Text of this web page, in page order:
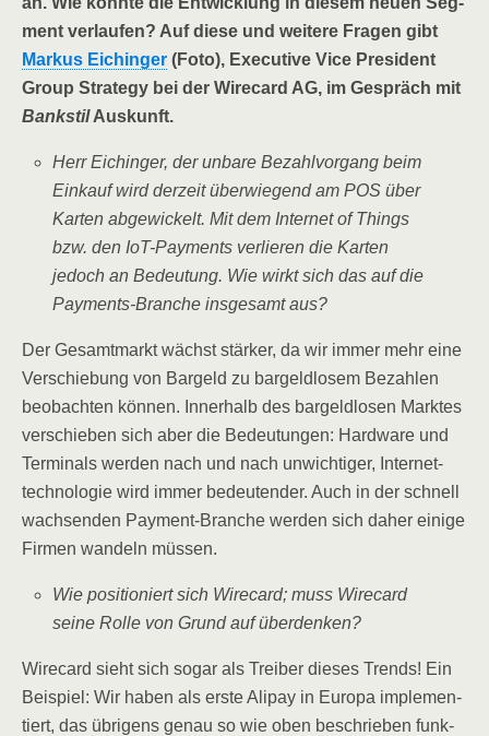
ment ver­lau­fen? Auf die­se und wei­te­re Fra­gen gibt
Mar­kus Eichin­ger (Foto), Exe­cu­ti­ve Vice Pre­si­dent
Group Stra­tegy bei der Wire­card AG, im Gespräch mit
Bank­stilAuskunft.
Herr Eichin­ger, der unba­re Bezahl­vor­gang beim
Ein­kauf wird der­zeit über­wie­gend am POS über
Kar­ten abge­wi­ckelt. Mit dem Inter­net of Things
bzw. den IoT-Pay­ments ver­lie­ren die Kar­ten
jedoch an Bedeu­tung. Wie wirkt sich das auf die
Pay­ments-Bran­che ins­ge­samt aus?
Der Gesamt­markt wächst stär­ker, da wir immer mehr eine
Ver­schie­bung von Bar­geld zu bar­geld­lo­sem Bezah­len
beob­ach­ten kön­nen. Inner­halb des bar­geld­lo­sen Mark­tes
ver­schie­ben sich aber die Bedeu­tun­gen: Hard­ware und
Ter­mi­nals wer­den nach und nach unwich­ti­ger, Inter­net­
tech­no­lo­gie wird immer bedeu­ten­der. Auch in der schnell
wach­sen­den Pay­ment-Bran­che wer­den sich daher eini­ge
Fir­men wan­deln müssen.
Wie posi­tio­niert sich Wire­card; muss Wire­card
sei­ne Rol­le von Grund auf überdenken?
Wire­card sieht sich sogar als Trei­ber die­ses Trends! Ein
Bei­spiel: Wir haben als ers­te Ali­pay in Euro­pa imple­men­
tiert, das übri­gens genau so wie oben beschrie­ben funk­